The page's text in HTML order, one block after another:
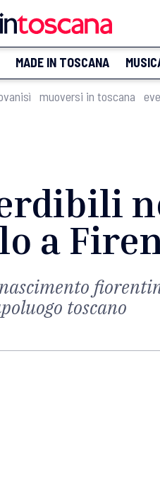
MADE IN TOSCANA
muoversi in toscana
a
toscano